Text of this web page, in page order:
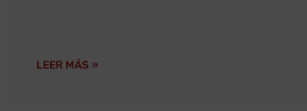
LEER MÁS »